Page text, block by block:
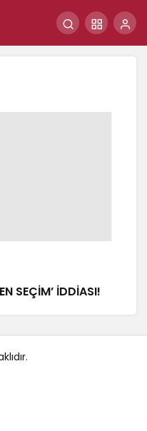
SEÇİM’ İDDİASI!